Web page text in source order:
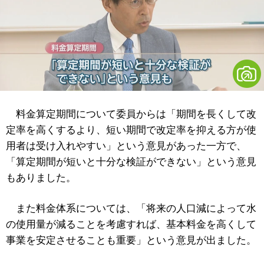
料金算定期間について委員からは「期間を長くして改
定率を高くするより、短い期間で改定率を抑える方が使
用者は受け入れやすい」という意見があった一方で、
「算定期間が短いと十分な検証ができない」という意見
もありました。
また料金体系については、「将来の人口減によって水
の使用量が減ることを考慮すれば、基本料金を高くして
事業を安定させることも重要」という意見が出ました。